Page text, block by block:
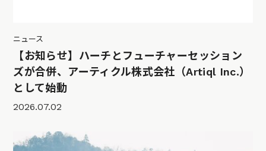
ニュース
【お知らせ】ハーチとフューチャーセッション
ズが合併、アーティクル株式会社（Artiql Inc.）
として始動
2026.07.02